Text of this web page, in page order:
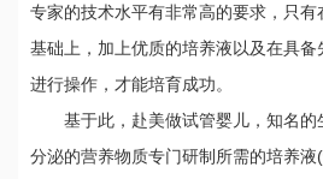
专家的技术水平有非常高的要求，只
基础上，加上优质的培养液以及在具备
进行操作，才能培育成功。
基于此，赴美做试管婴儿，知名的
分泌的营养物质专门研制所需的培养液